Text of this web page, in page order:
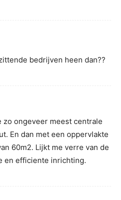
bedrijven heen dan??
zo ongeveer meest centrale
En dan met een oppervlakte
60m2. Lijkt me verre van de
en efficiente inrichting.